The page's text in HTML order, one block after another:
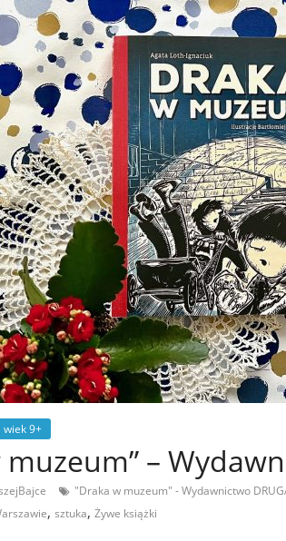
wiek 9+
–
"Draka w muzeum" - Wydawnictwo
, sztuka, Żywe książki